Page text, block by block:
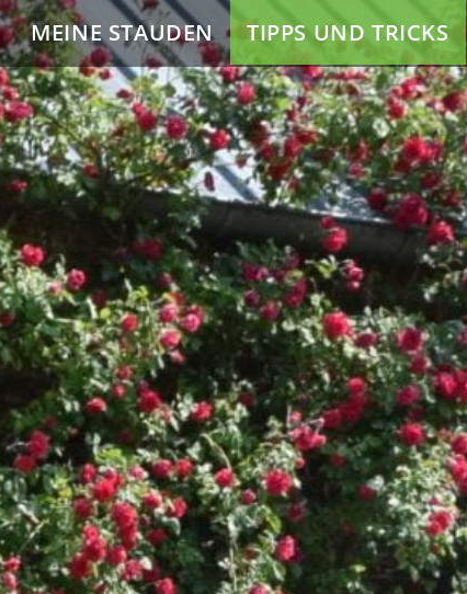
MEINE STAUDEN TIPPS UND TRICKS